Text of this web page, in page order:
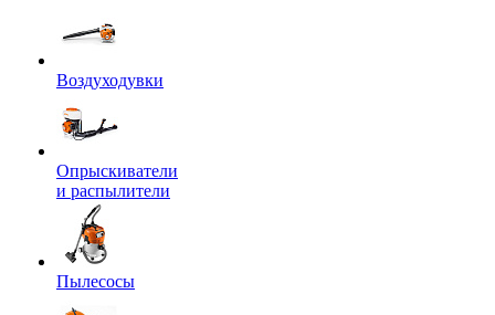
Воздуходувки
Опрыскиватели
и распылители
Пылесосы